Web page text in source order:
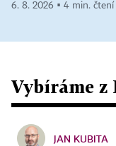
6. 8. 2026 ▪ 4 min. čtení
Vybíráme z
JAN KUBITA